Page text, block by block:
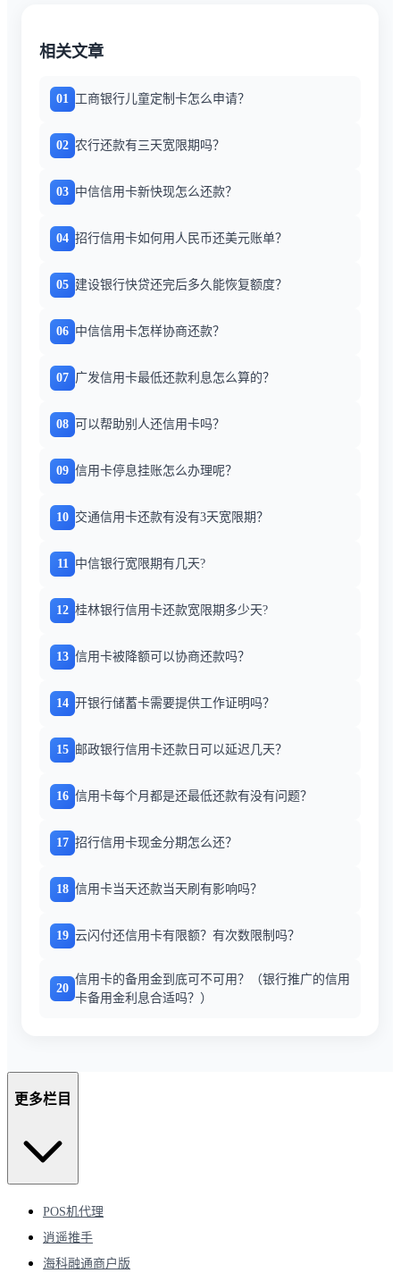
相关文章
01 工商银行儿童定制卡怎么申请？
02 农行还款有三天宽限期吗？
03 中信信用卡新快现怎么还款？
04 招行信用卡如何用人民币还美元账单？
05 建设银行快贷还完后多久能恢复额度？
06 中信信用卡怎样协商还款？
07 广发信用卡最低还款利息怎么算的？
08 可以帮助别人还信用卡吗？
09 信用卡停息挂账怎么办理呢？
10 交通信用卡还款有没有3天宽限期？
11 中信银行宽限期有几天?
12 桂林银行信用卡还款宽限期多少天?
13 信用卡被降额可以协商还款吗？
14 开银行储蓄卡需要提供工作证明吗？
15 邮政银行信用卡还款日可以延迟几天？
16 信用卡每个月都是还最低还款有没有问题？
17 招行信用卡现金分期怎么还？
18 信用卡当天还款当天刷有影响吗？
19 云闪付还信用卡有限额？有次数限制吗？
20
信用卡的备用金到底可不可用？（银行推广的信用
卡备用金利息合适吗？）
更多栏目
POS机代理
逍遥推手
海科融通商户版